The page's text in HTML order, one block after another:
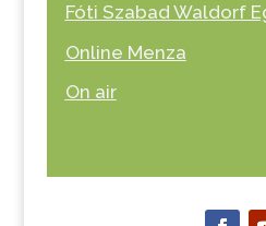
Fóti Szabad Waldorf
Online Menza
On air